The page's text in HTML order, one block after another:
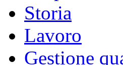
Storia
Lavoro
Gestione